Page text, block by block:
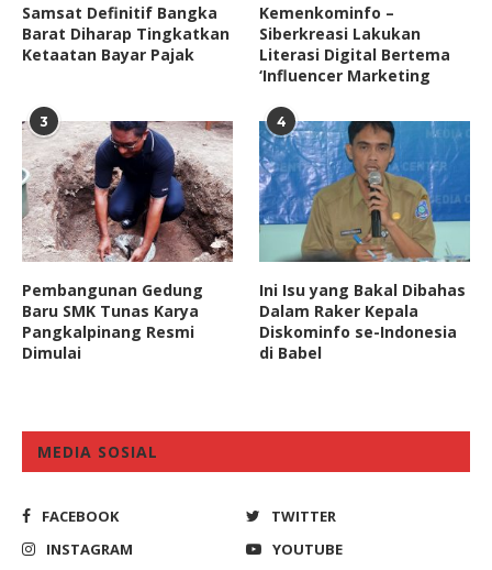
Samsat Definitif Bangka
Barat Diharap Tingkatkan
Ketaatan Bayar Pajak
Kemenkominfo –
Siberkreasi Lakukan
Literasi Digital Bertema
‘Influencer Marketing
3
Pembangunan Gedung
Baru SMK Tunas Karya
Pangkalpinang Resmi
Dimulai
4
Ini Isu yang Bakal Dibahas
Dalam Raker Kepala
Diskominfo se-Indonesia
di Babel
MEDIA SOSIAL
FACEBOOK
TWITTER
INSTAGRAM
YOUTUBE